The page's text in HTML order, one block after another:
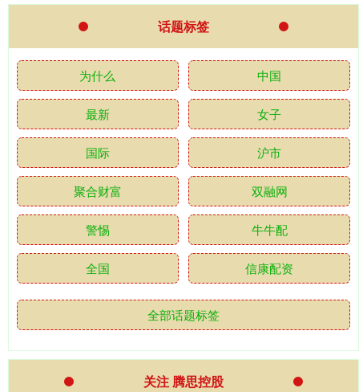
话题标签
为什么 中国
最新 女子
国际 沪市
聚合财富 双融网
警惕 牛牛配
全国 信康配资
全部话题标签
关注 腾思控股